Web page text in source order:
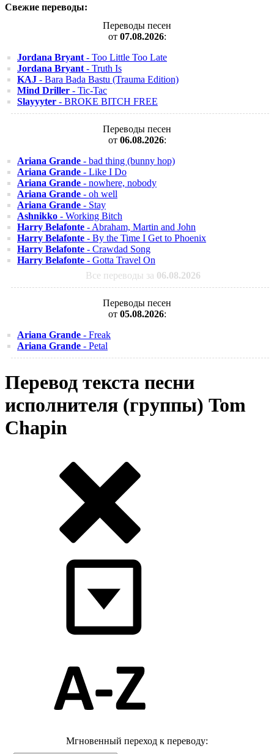
Свежие переводы:
Переводы песен
от 07.08.2026:
Jordana Bryant - Too Little Too Late
Jordana Bryant - Truth Is
KAJ - Bara Bada Bastu (Trauma Edition)
Mind Driller - Tic-Tac
Slayyyter - BROKE BITCH FREE
Переводы песен
от 06.08.2026:
Ariana Grande - bad thing (bunny hop)
Ariana Grande - Like I Do
Ariana Grande - nowhere, nobody
Ariana Grande - oh well
Ariana Grande - Stay
Ashnikko - Working Bitch
Harry Belafonte - Abraham, Martin and John
Harry Belafonte - By the Time I Get to Phoenix
Harry Belafonte - Crawdad Song
Harry Belafonte - Gotta Travel On
Все переводы за 06.08.2026
Переводы песен
от 05.08.2026:
Ariana Grande - Freak
Ariana Grande - Petal
Перевод текста песни
исполнителя (группы) Tom
Chapin
Мгновенный переход к переводу: